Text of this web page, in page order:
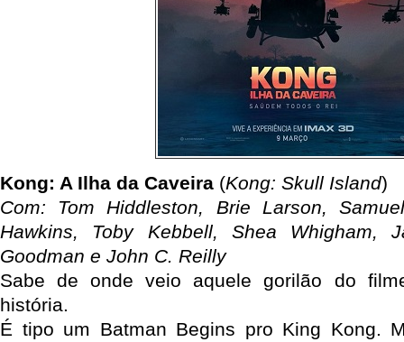
Kong: A Ilha da Caveira (Kong: Skull Island)
Com: Tom Hiddleston, Brie Larson,
Hawkins, Toby Kebbell, Shea Whigham,
Goodman e John C. Reilly
Sabe de onde veio aquele gorilão do
história.
É tipo um Batman Begins pro King Kong.